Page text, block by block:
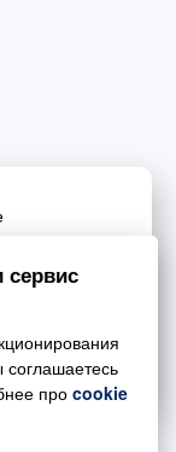
соглашаетесь
про cookie